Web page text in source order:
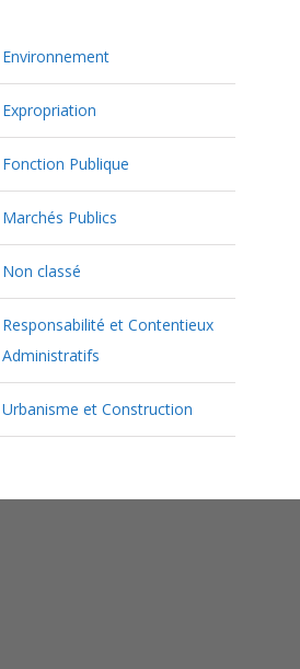
Environnement
Expropriation
Fonction Publique
Marchés Publics
Non classé
Responsabilité et Contentieux
Administratifs
Urbanisme et Construction